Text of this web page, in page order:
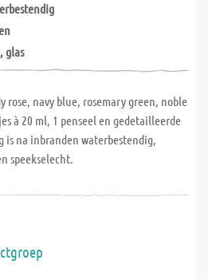
glas
rose, navy blue, rosemary green, noble
à 20 ml, 1 penseel en gedetailleerde
is na inbranden waterbestendig,
speekselecht.